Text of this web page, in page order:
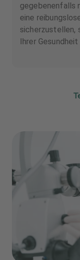
gegebenenfalls
eine
sicherzustellen,
Ihrer